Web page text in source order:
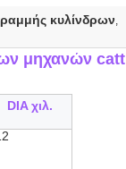
κυλίνδρων,
μηχανών catt
DIA χιλ.